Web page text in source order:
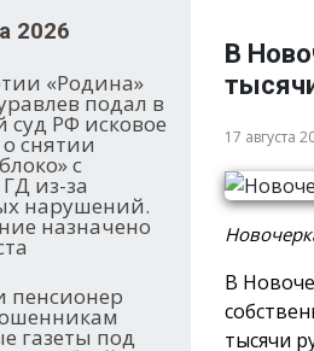
2026
«Родина»
подал в
суд РФ исковое
снятии
с
из-за
нарушений.
назначено
пенсионер
газеты под
В
17 августа
В
тысячи